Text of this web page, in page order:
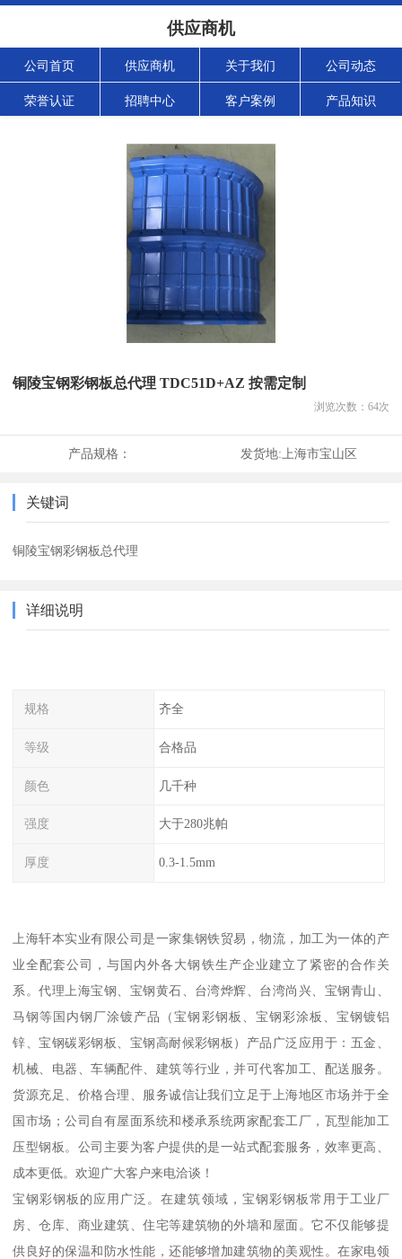
供应商机
公司首页 供应商机 关于我们 公司动态
荣誉认证 招聘中心 客户案例 产品知识
铜陵宝钢彩钢板总代理 TDC51D+AZ 按需定制
浏览次数： 64次
产品规格： 发货地: 上海市宝山区
关键词
铜陵宝钢彩钢板总代理
详细说明
规格 齐全
等级 合格品
颜色 几千种
强度 大于280兆帕
厚度 0.3-1.5mm
上海轩本实业有限公司是一家集钢铁贸易，物流，加工为一体的产
业全配套公司，与国内外各大钢铁生产企业建立了紧密的合作关
系。代理上海宝钢、宝钢黄石、台湾烨辉、台湾尚兴、宝钢青山、
马钢等国内钢厂涂镀产品（宝钢彩钢板、宝钢彩涂板、宝钢镀铝
锌、宝钢碳彩钢板、宝钢高耐候彩钢板）产品广泛应用于：五金、
机械、电器、车辆配件、建筑等行业，并可代客加工、配送服务。
货源充足、价格合理、服务诚信让我们立足于上海地区市场并于全
国市场；公司自有屋面系统和楼承系统两家配套工厂，瓦型能加工
压型钢板。公司主要为客户提供的是一站式配套服务，效率更高、
成本更低。欢迎广大客户来电洽谈！
宝钢彩钢板的应用广泛。在建筑领域，宝钢彩钢板常用于工业厂
房、仓库、商业建筑、住宅等建筑物的外墙和屋面。它不仅能够提
供良好的保温和防水性能，还能够增加建筑物的美观性。在家电领